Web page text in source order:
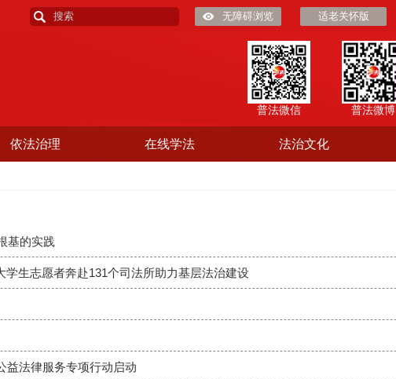
无障碍浏览 适老关怀版
普法微博
普法微信
依法治理 在线学法 法治文化
基的实践
生志愿者奔赴131个司法所助力基层法治建设
益法律服务专项行动启动